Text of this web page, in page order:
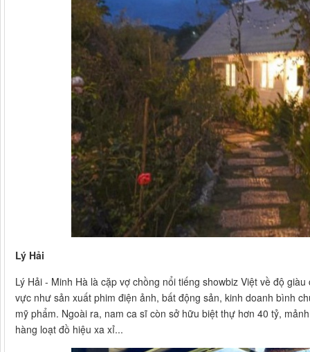
Lý Hải
Lý Hải - Minh Hà là cặp vợ chồng nổi tiếng showbiz Việt về độ
vực như sản xuất phim điện ảnh, bất động sản, kinh doanh bình
mỹ phẩm. Ngoài ra, nam ca sĩ còn sở hữu biệt thự hơn 40 tỷ,
hàng loạt đồ hiệu xa xỉ...